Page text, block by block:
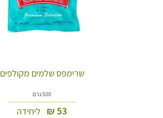
שרימפס שלמים מקולפים
500 גרם
53
₪ ליחידה